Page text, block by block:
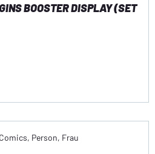
BOOSTER DISPLAY (SET